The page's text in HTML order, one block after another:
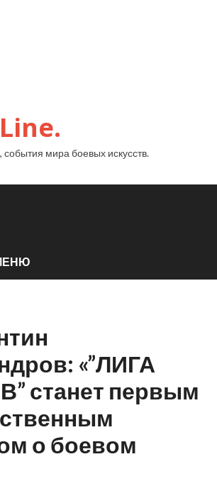
события мира боевых искусств.
«”ЛИГА
станет первым
о боевом